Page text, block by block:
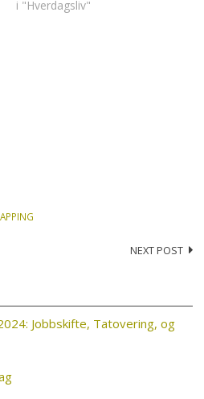
i "Hverdagsliv"
NEXT POST
Jobbskifte, Tatovering, og